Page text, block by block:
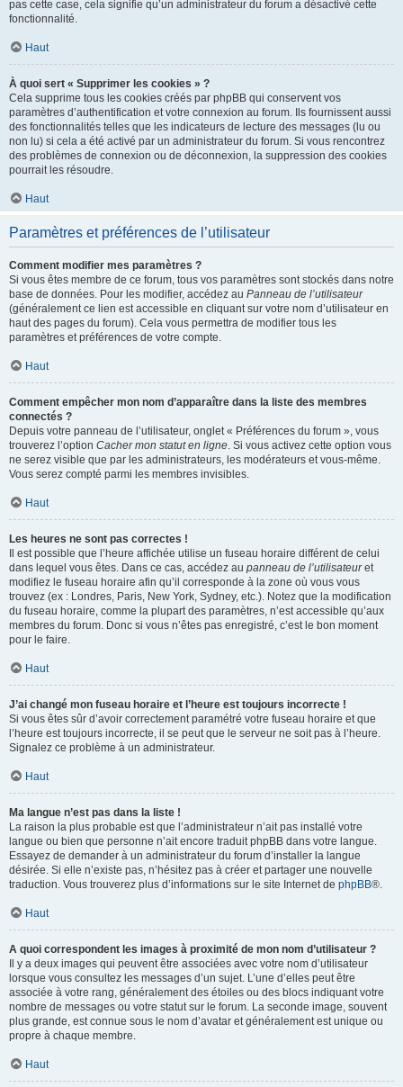
pas cette case, cela signifie qu’un administrateur du forum a désactivé cette
fonctionnalité.
Haut
À quoi sert « Supprimer les cookies » ?
Cela supprime tous les cookies créés par phpBB qui conservent vos
paramètres d’authentification et votre connexion au forum. Ils fournissent aussi
des fonctionnalités telles que les indicateurs de lecture des messages (lu ou
non lu) si cela a été activé par un administrateur du forum. Si vous rencontrez
des problèmes de connexion ou de déconnexion, la suppression des cookies
pourrait les résoudre.
Haut
Paramètres et préférences de l’utilisateur
Comment modifier mes paramètres ?
Si vous êtes membre de ce forum, tous vos paramètres sont stockés dans notre
base de données. Pour les modifier, accédez au Panneau de l’utilisateur
(généralement ce lien est accessible en cliquant sur votre nom d’utilisateur en
haut des pages du forum). Cela vous permettra de modifier tous les
paramètres et préférences de votre compte.
Haut
Comment empêcher mon nom d’apparaître dans la liste des membres
connectés ?
Depuis votre panneau de l’utilisateur, onglet « Préférences du forum », vous
trouverez l’option Cacher mon statut en ligne . Si vous activez cette option vous
ne serez visible que par les administrateurs, les modérateurs et vous-même.
Vous serez compté parmi les membres invisibles.
Haut
Les heures ne sont pas correctes !
Il est possible que l’heure affichée utilise un fuseau horaire différent de celui
dans lequel vous êtes. Dans ce cas, accédez au panneau de l’utilisateuret
modifiez le fuseau horaire afin qu’il corresponde à la zone où vous vous
trouvez (ex : Londres, Paris, New York, Sydney, etc.). Notez que la modification
du fuseau horaire, comme la plupart des paramètres, n’est accessible qu’aux
membres du forum. Donc si vous n’êtes pas enregistré, c’est le bon moment
pour le faire.
Haut
J’ai changé mon fuseau horaire et l’heure est toujours incorrecte !
Si vous êtes sûr d’avoir correctement paramétré votre fuseau horaire et que
l’heure est toujours incorrecte, il se peut que le serveur ne soit pas à l’heure.
Signalez ce problème à un administrateur.
Haut
Ma langue n’est pas dans la liste !
La raison la plus probable est que l’administrateur n’ait pas installé votre
langue ou bien que personne n’ait encore traduit phpBB dans votre langue.
Essayez de demander à un administrateur du forum d’installer la langue
désirée. Si elle n’existe pas, n’hésitez pas à créer et partager une nouvelle
traduction. Vous trouverez plus d’informations sur le site Internet de phpBB®.
Haut
A quoi correspondent les images à proximité de mon nom d’utilisateur ?
Il y a deux images qui peuvent être associées avec votre nom d’utilisateur
lorsque vous consultez les messages d’un sujet. L’une d’elles peut être
associée à votre rang, généralement des étoiles ou des blocs indiquant votre
nombre de messages ou votre statut sur le forum. La seconde image, souvent
plus grande, est connue sous le nom d’avatar et généralement est unique ou
propre à chaque membre.
Haut